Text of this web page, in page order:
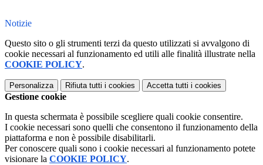
Notizie
Questo sito o gli strumenti terzi da questo utilizzati si avvalgono di
cookie necessari al funzionamento ed utili alle finalità illustrate nella
COOKIE POLICY.
Personalizza Rifiuta tutti i cookies Accetta tutti i cookies
Gestione cookie
In questa schermata è possibile scegliere quali cookie consentire.
I cookie necessari sono quelli che consentono il funzionamento della
piattaforma e non è possibile disabilitarli.
Per conoscere quali sono i cookie necessari al funzionamento potete
visionare la COOKIE POLICY.